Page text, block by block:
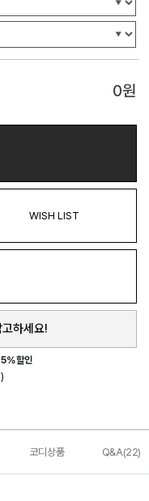
0원
WISH LIST
하세요!
5%할인
코디상품 Q&A(22)